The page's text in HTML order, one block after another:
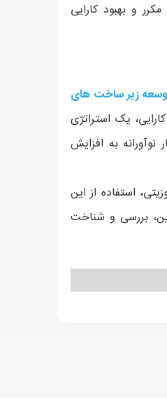
و بهبود کارایی
زیر ساخت های
یک استراتژی
به افزایش
استفاده از این
بررسی و شناخت